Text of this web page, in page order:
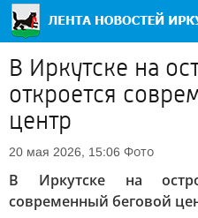
В Иркутске на
откроется
центр
20 мая 2026, 15:06 Фото
В Иркутске на
современный беговой